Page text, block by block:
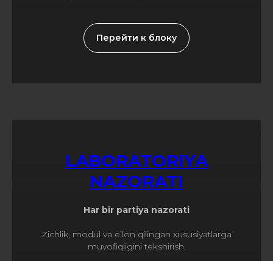
Перейти к блоку
LABORATORIYA
NAZORATI
Har bir partiya nazorati
Zichlik, modul va e’lon qilingan xususiyatlarga
muvofiqligini tekshirish.